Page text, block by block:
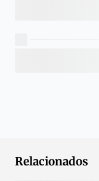
Relacionados